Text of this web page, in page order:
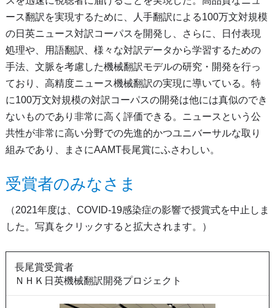
ース翻訳を実現するために、人手翻訳による100万文対規模
の日英ニュース対訳コーパスを開発し、さらに、日付表現
処理や、用語翻訳、様々な対訳データから学習するための
手法、文脈を考慮した機械翻訳モデルの研究・開発を行っ
ており、高精度ニュース機械翻訳の実現に導いている。特
に100万文対規模の対訳コーパスの開発は他には真似のでき
ないものであり非常に高く評価できる。ニュースという公
共性が非常に高い分野での先進的かつユニバーサルな取り
組みであり、まさにAAMT長尾賞にふさわしい。
受賞者のみなさま
（2021年度は、COVID-19感染症の影響で授賞式を中止しま
した。写真をクリックすると拡大されます。）
長尾賞受賞者
ＮＨＫ日英機械翻訳開発プロジェクト